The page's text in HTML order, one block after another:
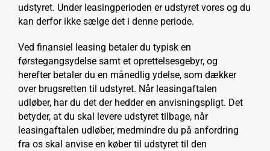
udstyret. Under leasingperioden er udstyret vores og du
kan derfor ikke sælge det i denne periode.
Ved finansiel leasing betaler du typisk en
førstegangsydelse samt et oprettelsesgebyr, og
herefter betaler du en månedlig ydelse, som dækker
over brugsretten til udstyret. Når leasingaftalen
udløber, har du det der hedder en anvisningspligt. Det
betyder, at du skal levere udstyret tilbage, når
leasingaftalen udløber, medmindre du på anfordring
fra os skal anvise en køber til udstyret til den